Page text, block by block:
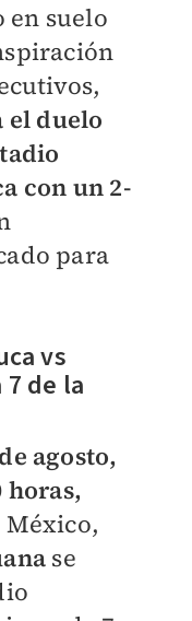
en suelo
el duelo
con un 2-
para
vs
de la
agosto,
horas,
se